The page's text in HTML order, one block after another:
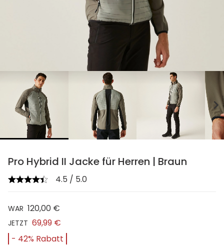
chevron_right
Pro Hybrid II Jacke für Herren | Braun
4.5 / 5.0
WAR 120,00 €
JETZT 69,99 €
- 42% Rabatt